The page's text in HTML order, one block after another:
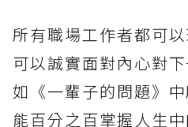
所有職場工作者都可
可以誠實面對內心對
如《一輩子的問題》
能百分之百掌握人生